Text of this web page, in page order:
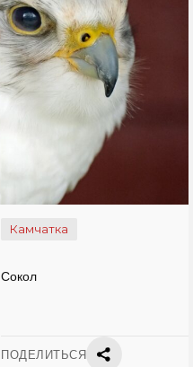
Камчатка
Сокол
ПОДЕЛИТЬСЯ